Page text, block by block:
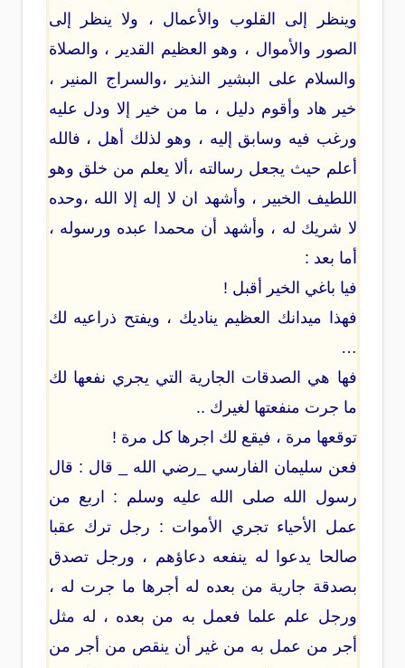
وينظر إلى القلوب والأعمال ، ولا ينظر إلى
الصور والأموال ، وهو العظيم القدير ، والصلاة
والسلام على البشير النذير ،والسراج المنير ،
خير هاد وأقوم دليل ، ما من خير إلا ودل عليه
ورغب فيه وسابق إليه ، وهو لذلك أهل ، فالله
أعلم حيث يجعل رسالته ،ألا يعلم من خلق وهو
اللطيف الخبير ، وأشهد ان لا إله إلا الله ،وحده
لا شريك له ، وأشهد أن محمدا عبده ورسوله ،
أما بعد :
فيا باغي الخير أقبل !
فهذا ميدانك العظيم يناديك ، ويفتح ذراعيه لك
…
فها هي الصدقات الجارية التي يجري نفعها لك
ما جرت منفعتها لغيرك ..
توقعها مرة ، فيقع لك اجرها كل مرة !
فعن سليمان الفارسي _رضي الله _ قال : قال
رسول الله صلى الله عليه وسلم : اربع من
عمل الأحياء تجري الأموات : رجل ترك عقبا
صالحا يدعوا له ينفعه دعاؤهم ، ورجل تصدق
بصدقة جارية من بعده له أجرها ما جرت له ،
ورجل علم علما فعمل به من بعده ، له مثل
أجر من عمل به من غير أن ينقص من أجر من